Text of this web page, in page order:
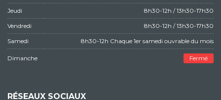
Jeudi 8h30-12h / 13h30-17h30
Vendredi 8h30-12h / 13h30-17h30
Samedi 8h30-12h Chaque 1er samedi ouvrable du mois
Dimanche Fermé
RÉSEAUX SOCIAUX